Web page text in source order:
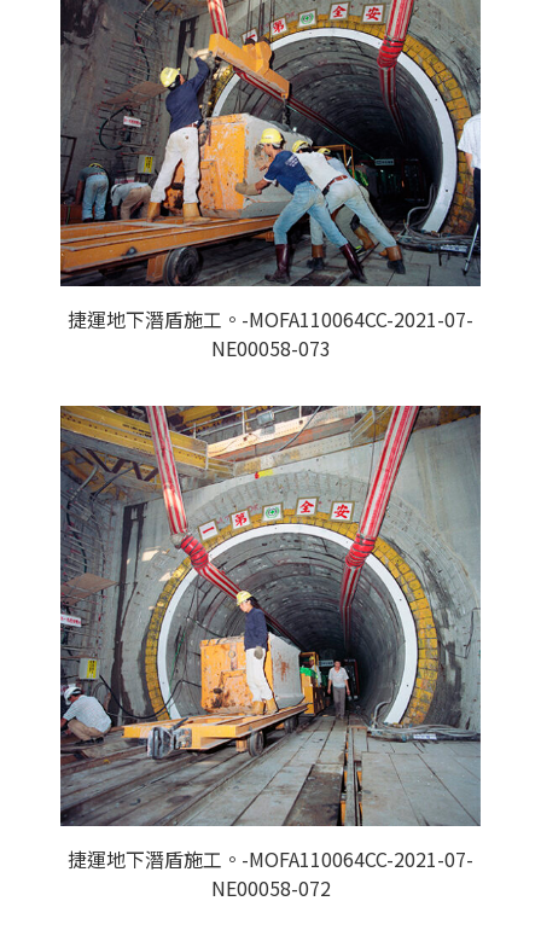
捷運地下潛盾施工。-MOFA110064CC-2021-07-
NE00058-073
捷運地下潛盾施工。-MOFA110064CC-2021-07-
NE00058-072